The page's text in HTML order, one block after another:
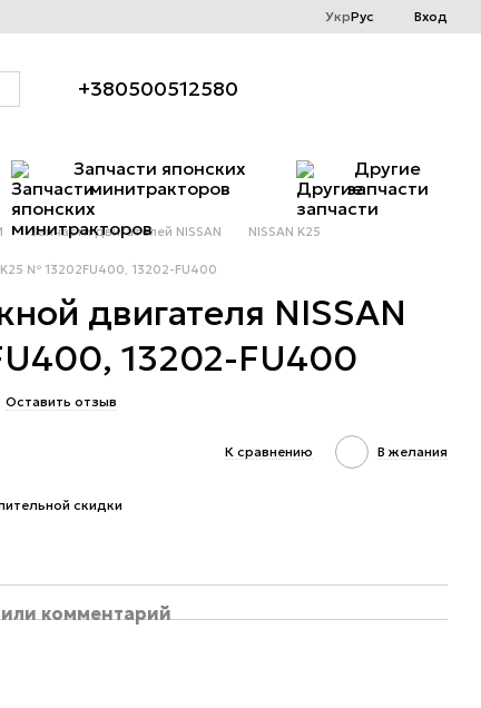
УкрРус Вход
+380500512580
Запчасти японских
минитракторов
Другие
запчасти
Запчасти двигателей NISSAN
NISSAN K25
№ 13202FU400, 13202-FU400
двигателя NISSAN
13202-FU400
Оставить отзыв
К сравнению В желания
скидки
комментарий